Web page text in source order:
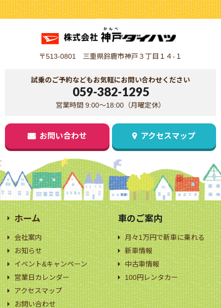
〒513-0801 三重県鈴鹿市神戸３丁目１４-１
試乗のご予約などもお気軽にお問い合わせください
059-382-1295
営業時間 9:00～18:00（月曜定休）
お問い合わせ アクセスマップ
ホーム
会社案内
お知らせ
イベント&キャンペーン
営業日カレンダー
アクセスマップ
お問い合わせ
車のご案内
月々1万円で新車に乗れる
新車情報
中古車情報
100円レンタカー